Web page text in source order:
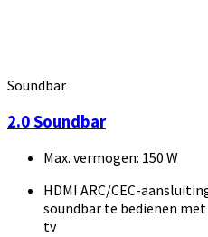
Soundbar
2.0 Soundbar
Max. vermogen: 150 W
HDMI ARC/CEC-
soundbar te bedienen
tv